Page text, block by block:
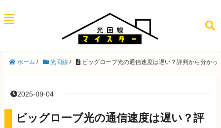
ホーム / 光回線 / ビッグローブ光の通信速度は遅い？評判から分かっ
2025-09-04
ビッグローブ光の通信速度は遅い？評